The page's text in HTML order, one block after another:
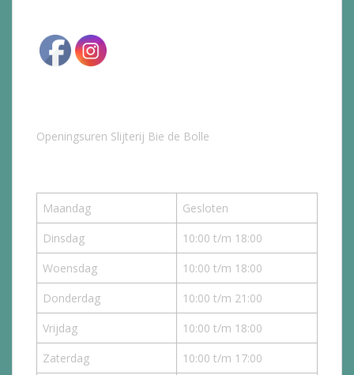
Openingsuren Slijterij Bie de Bolle
Maandag
Gesloten
Dinsdag
10:00 t/m 18:00
Woensdag
10:00 t/m 18:00
Donderdag
10:00 t/m 21:00
Vrijdag
10:00 t/m 18:00
Zaterdag
10:00 t/m 17:00